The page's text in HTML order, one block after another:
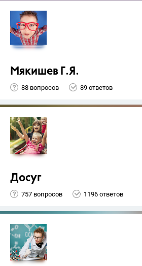
Мякишев Г.Я.
88 вопросов 89 ответов
Досуг
757 вопросов 1196 ответов